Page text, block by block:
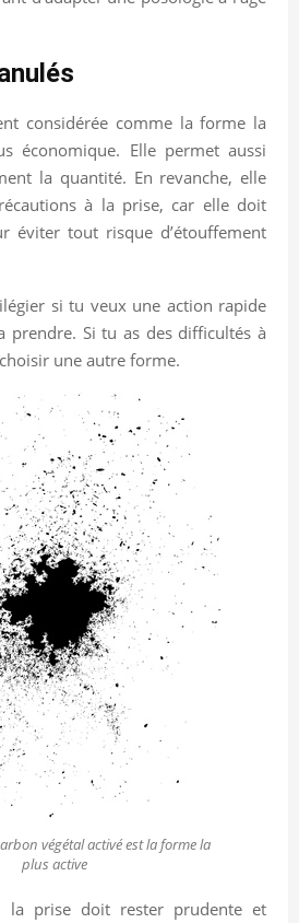
considérée comme la forme la
économique. Elle permet aussi
la quantité. En revanche, elle
à la prise, car elle doit
éviter tout risque d’étouffement
si tu veux une action rapide
prendre. Si tu as des difficultés à
une autre forme.
végétal activé est la forme la
plus active
la prise doit rester prudente et